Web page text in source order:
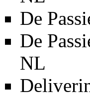
De
De
NL